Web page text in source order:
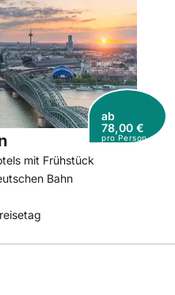
ab
78,00 €
pro Person
mit Frühstück
Bahn